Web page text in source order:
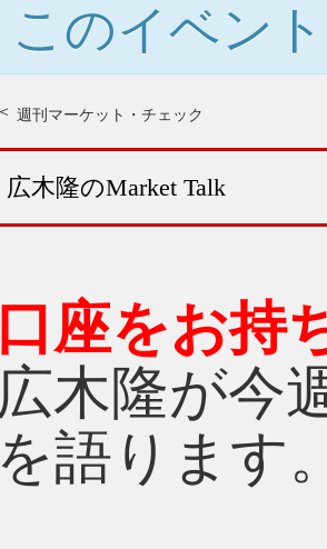
このイベン
週刊マーケット・チェック
広木隆のMarket Talk
口座をお持
広木隆が今
を語ります